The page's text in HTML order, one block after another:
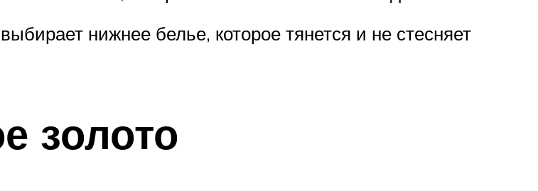
нижнее белье, которое тянется и не стесняет
золото